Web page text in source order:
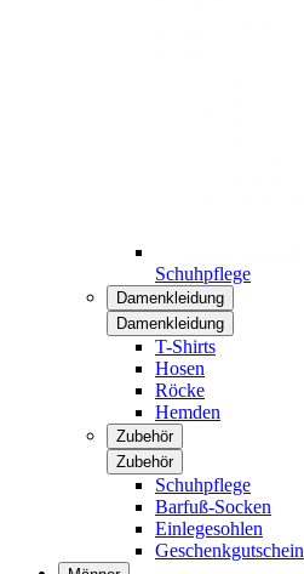
Schuhpflege
Damenkleidung
Damenkleidung
T-Shirts
Hosen
Röcke
Hemden
Zubehör
Zubehör
Schuhpflege
Barfuß-Socken
Einlegesohlen
Geschenkgutschein